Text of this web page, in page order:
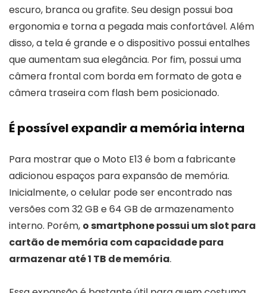
escuro, branca ou grafite. Seu design possui boa
ergonomia e torna a pegada mais confortável. Além
disso, a tela é grande e o dispositivo possui entalhes
que aumentam sua elegância. Por fim, possui uma
câmera frontal com borda em formato de gota e
câmera traseira com flash bem posicionado.
É possível expandir a memória interna
Para mostrar que o Moto E13 é bom a fabricante
adicionou espaços para expansão de memória.
Inicialmente, o celular pode ser encontrado nas
versões com 32 GB e 64 GB de armazenamento
interno. Porém, o smartphone possui um slot para
cartão de memória com capacidade para
armazenar até 1 TB de memória.